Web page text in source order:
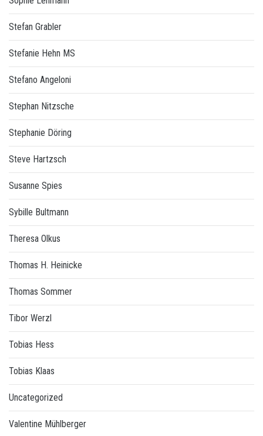
Stefan Grabler
Stefanie Hehn MS
Stefano Angeloni
Stephan Nitzsche
Stephanie Döring
Steve Hartzsch
Susanne Spies
Sybille Bultmann
Theresa Olkus
Thomas H. Heinicke
Thomas Sommer
Tibor Werzl
Tobias Hess
Tobias Klaas
Uncategorized
Valentine Mühlberger